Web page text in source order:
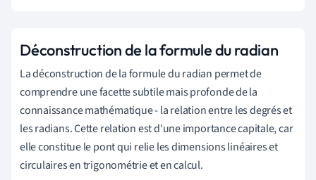
Déconstruction de la formule du radian
La déconstruction de la formule du radian permet de
comprendre une facette subtile mais profonde de la
connaissance mathématique - la relation entre les degrés et
les radians. Cette relation est d'une importance capitale, car
elle constitue le pont qui relie les dimensions linéaires et
circulaires en trigonométrie et en calcul.